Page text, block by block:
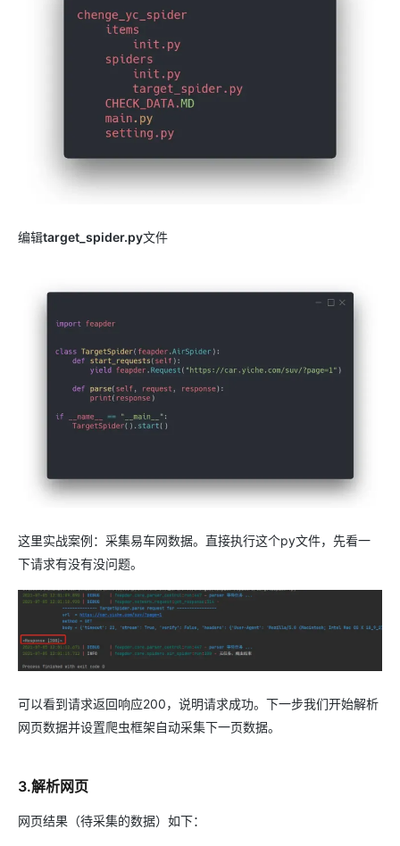
编辑target_spider.py文件
这里实战案例：采集易车网数据。直接执行这个py文件，先看一
下请求有没有没问题。
可以看到请求返回响应200，说明请求成功。下一步我们开始解析
网页数据并设置爬虫框架自动采集下一页数据。
3.解析网页
网页结果（待采集的数据）如下：